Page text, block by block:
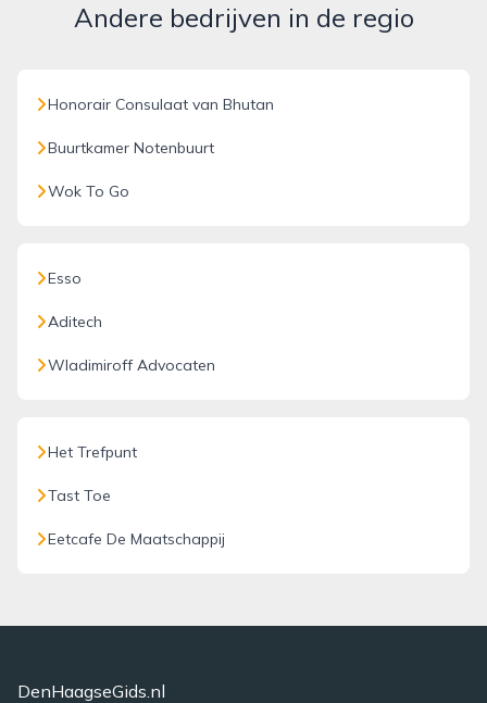
Andere bedrijven in de regio
Honorair Consulaat van Bhutan
Buurtkamer Notenbuurt
Wok To Go
Esso
Aditech
Wladimiroff Advocaten
Het Trefpunt
Tast Toe
Eetcafe De Maatschappij
DenHaagseGids.nl